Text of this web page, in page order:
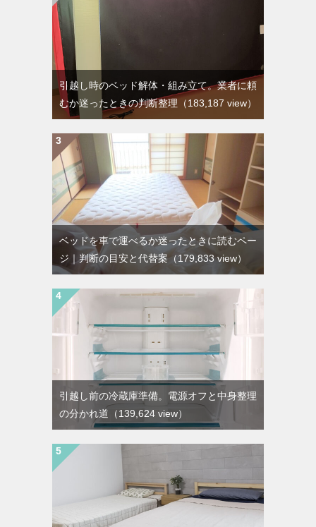
引越し時のベッド解体・組み立て。業者に頼
むか迷ったときの判断整理 （183,187 view）
ベッドを車で運べるか迷ったときに読むペー
ジ｜判断の目安と代替案 （179,833 view）
引越し前の冷蔵庫準備。電源オフと中身整理
の分かれ道 （139,624 view）